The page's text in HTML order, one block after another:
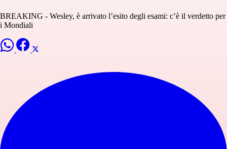
BREAKING - Wesley, è arrivato l’esito degli esami: c’è il verdetto per
i Mondiali